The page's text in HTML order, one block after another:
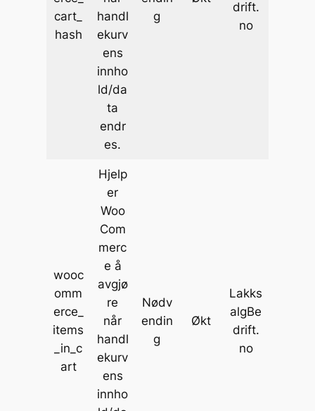
cart_
hash
handl
ekurv
ens
innho
ld/da
ta
endr
es.
g
drift.
no
wooc
omm
erce_
items
_in_c
art
Hjelp
er
Woo
Com
merc
e å
avgjø
re
når
handl
ekurv
ens
innho
Nødv
endin
g
Økt
Lakks
algBe
drift.
no